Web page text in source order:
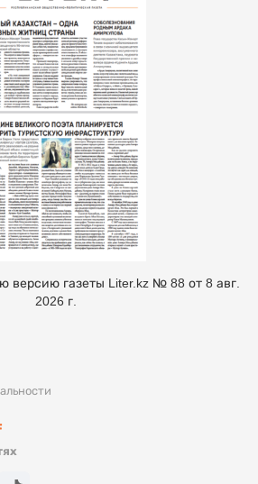
версию газеты Liter.kz № 88 от 8 авг.
2026 г.